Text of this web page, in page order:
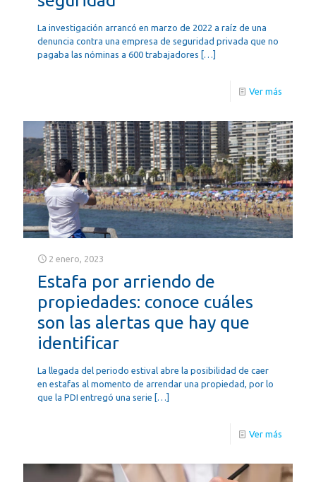
La investigación arrancó en marzo de 2022 a raíz de una
denuncia contra una empresa de seguridad privada que no
pagaba las nóminas a 600 trabajadores […]
Ver más
2 enero, 2023
Estafa por arriendo de
propiedades: conoce cuáles
son las alertas que hay que
identificar
La llegada del periodo estival abre la posibilidad de caer
en estafas al momento de arrendar una propiedad, por lo
que la PDI entregó una serie […]
Ver más